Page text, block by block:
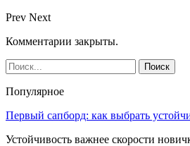
Prev Next
Комментарии закрыты.
Популярное
Первый сапборд: как выбрать
Устойчивость важнее скорости